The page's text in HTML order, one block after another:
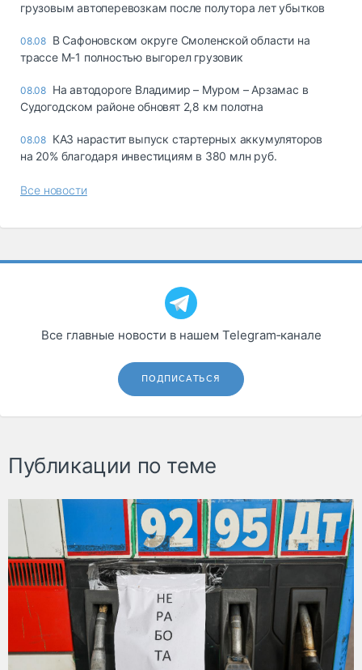
грузовым автоперевозкам после полутора лет убытков
08.08 В Сафоновском округе Смоленской области на
трассе М-1 полностью выгорел грузовик
08.08 На автодороге Владимир – Муром – Арзамас в
Судогодском районе обновят 2,8 км полотна
08.08 КАЗ нарастит выпуск стартерных аккумуляторов
на 20% благодаря инвестициям в 380 млн руб.
Все новости
Все главные новости в нашем Telegram‑канале
ПОДПИСАТЬСЯ
Публикации по теме